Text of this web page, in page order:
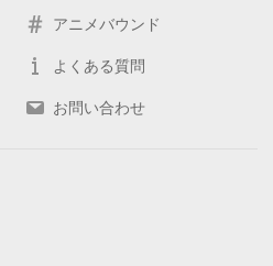
アニメバウンド
よくある質問
お問い合わせ